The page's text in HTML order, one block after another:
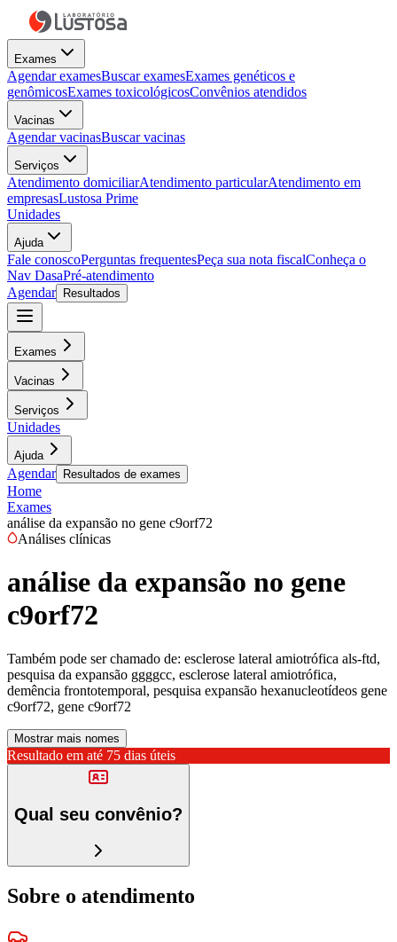
Exames
Agendar examesBuscar examesExames genéticos e
genômicosExames toxicológicosConvênios atendidos
Vacinas
Agendar vacinasBuscar vacinas
Serviços
Atendimento domiciliarAtendimento particularAtendimento em
empresasLustosa Prime
Unidades
Ajuda
Fale conoscoPerguntas frequentesPeça sua nota fiscalConheça o
Nav DasaPré-atendimento
Agendar
Resultados
Exames
Vacinas
Serviços
Unidades
Ajuda
Agendar Resultados de exames
Home
Exames
análise da expansão no gene c9orf72
Análises clínicas
análise da expansão no gene
c9orf72
Também pode ser chamado de: esclerose lateral amiotrófica als-ftd,
pesquisa da expansão ggggcc, esclerose lateral amiotrófica,
demência frontotemporal, pesquisa expansão hexanucleotídeos gene
c9orf72, gene c9orf72
Mostrar mais nomes
Resultado em até 75 dias úteis
Qual seu convênio?
Sobre o atendimento